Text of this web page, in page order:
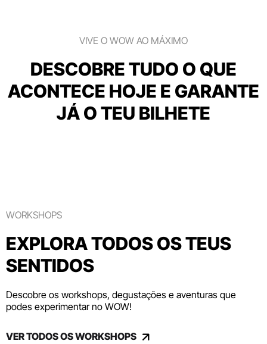
VIVE O WOW AO MÁXIMO
DESCOBRE TUDO O QUE
ACONTECE HOJE E GARANTE
JÁ O TEU BILHETE
WORKSHOPS
EXPLORA TODOS OS TEUS
SENTIDOS
Descobre os workshops, degustações e aventuras que
podes experimentar no WOW!
VER TODOS OS WORKSHOPS